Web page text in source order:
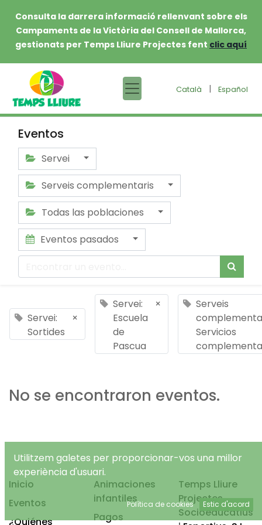
Consulta la darrera informació rellenvant sobre els
Campaments de la Victòria del Consell de Mallorca,
gestionats per Temps Lliure Projectes fent clic aquí
Català | Español
Eventos
Servei
Serveis complementaris
Todas las poblaciones
Eventos pasados
Servei:
Sortides
×
Servei:
Escuela
de
Pascua
×
Serveis
Servicios
No se encontraron eventos.
Inicio
Eventos
¿Quiénes
Animaciones
infantiles
Pagos
Temps Lliure
Projectes
Socioeducatius
Utilitzem galetes per proporcionar-vos una millor
experiència d'usuari.
Política de cookies Estic d'acord